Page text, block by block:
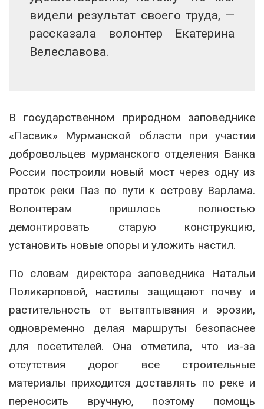
видели результат своего труда, —
рассказала волонтер Екатерина
Велеславова.
В государственном природном заповеднике
«Пасвик» Мурманской области при участии
добровольцев мурманского отделения Банка
России построили новый мост через одну из
проток реки Паз по пути к острову Варлама.
Волонтерам пришлось полностью
демонтировать старую конструкцию,
установить новые опоры и уложить настил.
По словам директора заповедника Натальи
Поликарповой, настилы защищают почву и
растительность от вытаптывания и эрозии,
одновременно делая маршруты безопаснее
для посетителей. Она отметила, что из-за
отсутствия дорог все строительные
материалы приходится доставлять по реке и
переносить вручную, поэтому помощь